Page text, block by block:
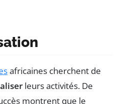
africaines cherchent de
leurs activités. De
montrent que le